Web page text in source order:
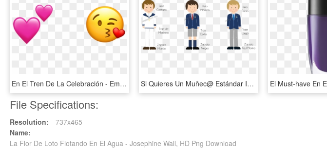
En El Tren De La Celebración - Emojis De Iphone Corazones, HD Png Download Si Quieres Un Muñec@ Estándar Indícame En El Apartado - Muñeco De Comunion Marinero, HD Png Download
File Specifications:
Resolution:
737x465
Name:
La Flor De Loto Flotando En El Agua - Josephine Wall, HD Png Download